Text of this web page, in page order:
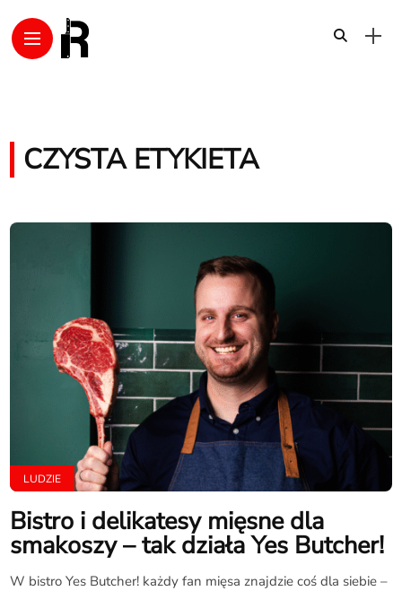
CZYSTA ETYKIETA
LUDZIE
Bistro i delikatesy mięsne dla
smakoszy – tak działa Yes Butcher!
W bistro Yes Butcher! każdy fan mięsa znajdzie coś dla siebie –